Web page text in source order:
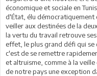
économique et sociale en
d'État, élu
veiller aux destinées de la
la vertu du travail retrouve
effet, le plus grand défi qui
c'est de se remettre
et altruisme, comme à la
de notre pays une exception